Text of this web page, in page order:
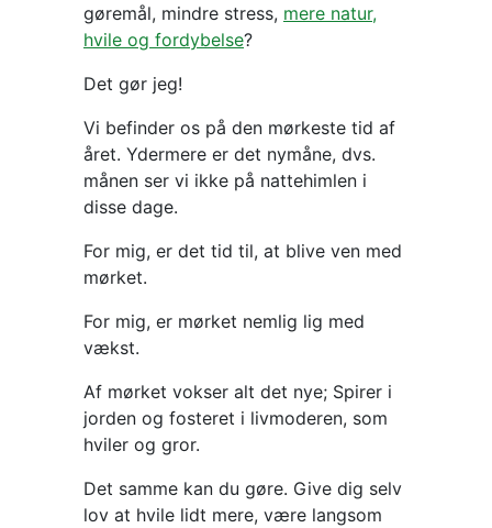
gøremål, mindre stress, mere natur,
hvile og fordybelse?
Det gør jeg!
Vi befinder os på den mørkeste tid af
året. Ydermere er det nymåne, dvs.
månen ser vi ikke på nattehimlen i
disse dage.
For mig, er det tid til, at blive ven med
mørket.
For mig, er mørket nemlig lig med
vækst.
Af mørket vokser alt det nye; Spirer i
jorden og fosteret i livmoderen, som
hviler og gror.
Det samme kan du gøre. Give dig selv
lov at hvile lidt mere, være langsom